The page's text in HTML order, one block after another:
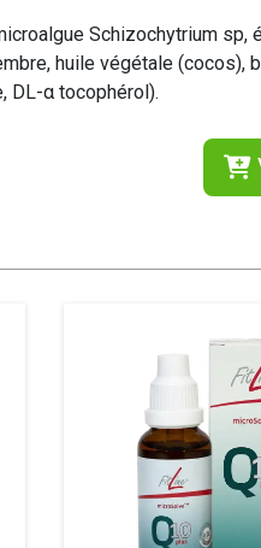
Schizochytrium
huile végétale
DL-α tocophérol).